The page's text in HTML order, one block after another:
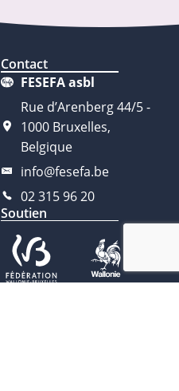
Contact
FESEFA asbl
Rue d’Arenberg 44/5 -
1000 Bruxelles,
Belgique
info@fesefa.be
02 315 96 20
Soutien